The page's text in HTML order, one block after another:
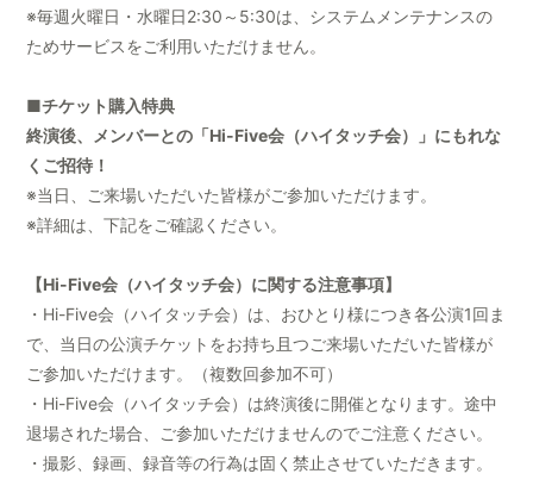
※毎週火曜日・水曜日2:30～5:30は、システムメンテナンスの
ためサービスをご利用いただけません。
■チケット購入特典
終演後、メンバーとの「Hi-Five会（ハイタッチ会）」にもれな
くご招待！
※当日、ご来場いただいた皆様がご参加いただけます。
※詳細は、下記をご確認ください。
【Hi-Five会（ハイタッチ会）に関する注意事項】
・Hi-Five会（ハイタッチ会）は、おひとり様につき各公演1回ま
で、当日の公演チケットをお持ち且つご来場いただいた皆様が
ご参加いただけます。（複数回参加不可）
・Hi-Five会（ハイタッチ会）は終演後に開催となります。途中
退場された場合、ご参加いただけませんのでご注意ください。
・撮影、録画、録音等の行為は固く禁止させていただきます。